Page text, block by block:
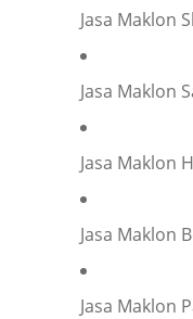
Jasa Maklon
Jasa Maklon
Jasa Maklon
Jasa Maklon
Jasa Maklon
Company
Company
Company Name